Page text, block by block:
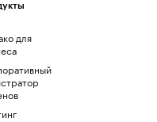
для